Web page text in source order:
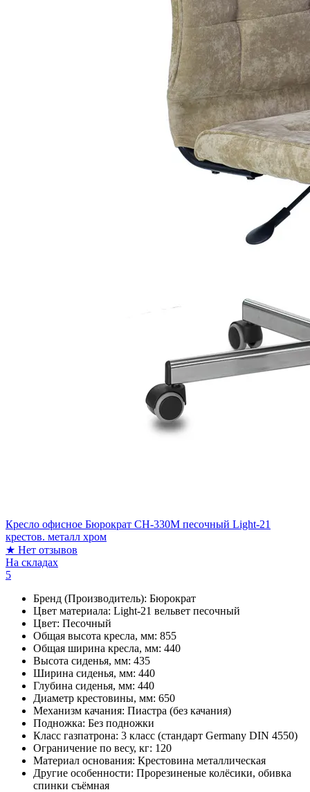
Кресло офисное Бюрократ CH-330M песочный Light-21
крестов. металл хром
★ Нет отзывов
На складах
5
Бренд (Производитель): Бюрократ
Цвет материала: Light-21 вельвет песочный
Цвет: Песочный
Общая высота кресла, мм: 855
Общая ширина кресла, мм: 440
Высота сиденья, мм: 435
Ширина сиденья, мм: 440
Глубина сиденья, мм: 440
Диаметр крестовины, мм: 650
Механизм качания: Пиастра (без качания)
Подножка: Без подножки
Класс газпатрона: 3 класс (стандарт Germany DIN 4550)
Ограничение по весу, кг: 120
Материал основания: Крестовина металлическая
Другие особенности: Прорезиненые колёсики, обивка
спинки съёмная